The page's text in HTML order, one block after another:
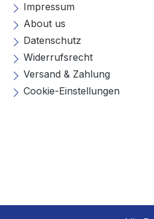
Impressum
About us
Datenschutz
Widerrufsrecht
Versand & Zahlung
Cookie-Einstellungen